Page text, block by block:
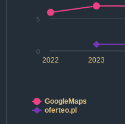
2022 2023
0
5
GoogleMaps
oferteo.pl